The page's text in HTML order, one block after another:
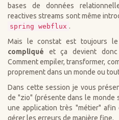
bases de données
reactives streams sont même
spring webflux .
Mais le constat est toujours
compliqué et ça devient
Comment empiler, transformer,
proprement dans un monde ou
Dans cette session je vous
de "zio" (présente dans le monde
une application très "métier"
gérer les erreurs de manière fine.